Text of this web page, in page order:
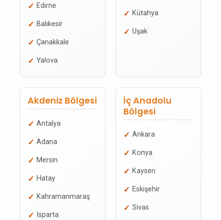
Edirne
Balıkesir
Çanakkale
Yalova
Kütahya
Uşak
Akdeniz Bölgesi
Antalya
Adana
Mersin
Hatay
Kahramanmaraş
Isparta
İç Anadolu
Bölgesi
Ankara
Konya
Kayseri
Eskişehir
Sivas